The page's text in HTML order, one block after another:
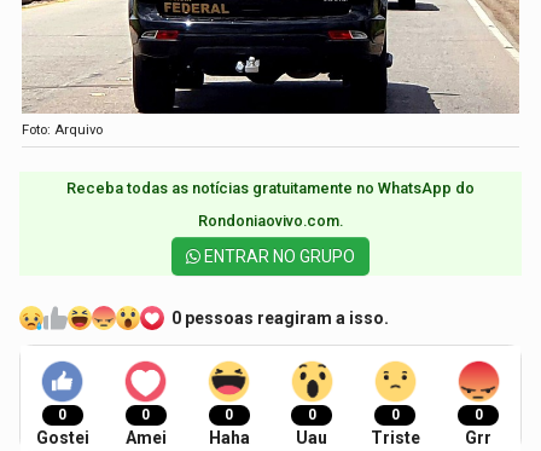
Foto: Arquivo
Receba todas as notícias gratuitamente no WhatsApp do
Rondoniaovivo.com.​
ENTRAR NO GRUPO
0 pessoas reagiram a isso.
0
Gostei
0
Amei
0
Haha
0
Uau
0
Triste
0
Grr